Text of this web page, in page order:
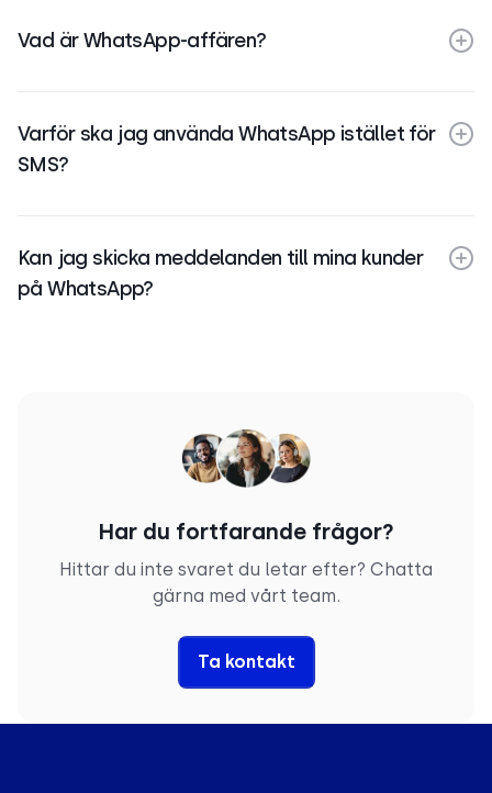
Vad är WhatsApp-affären?
Varför ska jag använda WhatsApp istället för
SMS?
Kan jag skicka meddelanden till mina kunder
på WhatsApp?
Har du fortfarande frågor?
Hittar du inte svaret du letar efter? Chatta
gärna med vårt team.
Ta kontakt